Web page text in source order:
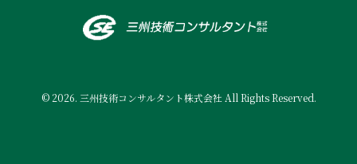
© 2026. 三州技術コンサルタント株式会社 All Rights Reserved.